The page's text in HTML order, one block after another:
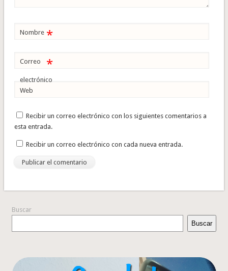
Nombre *
Correo
electrónico
*
Web
Recibir un correo electrónico con los siguientes comentarios a
esta entrada.
Recibir un correo electrónico con cada nueva entrada.
Buscar
Buscar